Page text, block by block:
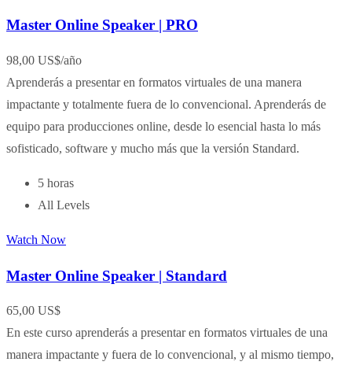
Master Online Speaker | PRO
98,00 US$/año
Aprenderás a presentar en formatos virtuales de una manera
impactante y totalmente fuera de lo convencional. Aprenderás de
equipo para producciones online, desde lo esencial hasta lo más
sofisticado, software y mucho más que la versión Standard.
5 horas
All Levels
Watch Now
Master Online Speaker | Standard
65,00 US$
En este curso aprenderás a presentar en formatos virtuales de una
manera impactante y fuera de lo convencional, y al mismo tiempo,